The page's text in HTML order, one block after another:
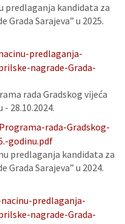
predlaganja kandidata za
Sarajeva” u 2025.
predlaganja-
nagrade-Grada-
rada Gradskog vijeća
- 28.10.2024.
rada-Gradskog-
godinu.pdf
predlaganja kandidata za
Sarajeva” u 2024.
predlaganja-
nagrade-Grada-